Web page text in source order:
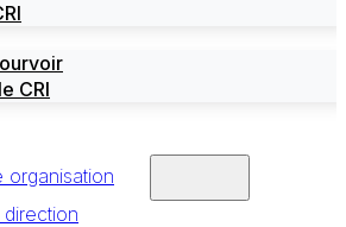
CRI
organisation
direction